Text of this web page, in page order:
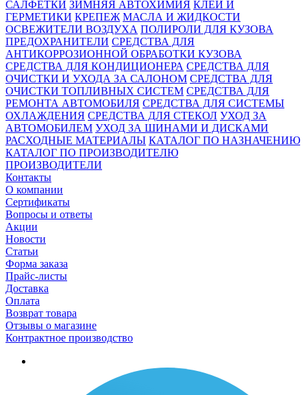
САЛФЕТКИ ЗИМНЯЯ АВТОХИМИЯ КЛЕИ И
ГЕРМЕТИКИ КРЕПЕЖ МАСЛА И ЖИДКОСТИ
ОСВЕЖИТЕЛИ ВОЗДУХА ПОЛИРОЛИ ДЛЯ КУЗОВА
ПРЕДОХРАНИТЕЛИ СРЕДСТВА ДЛЯ
АНТИКОРРОЗИОННОЙ ОБРАБОТКИ КУЗОВА
СРЕДСТВА ДЛЯ КОНДИЦИОНЕРА СРЕДСТВА ДЛЯ
ОЧИСТКИ И УХОДА ЗА САЛОНОМ СРЕДСТВА ДЛЯ
ОЧИСТКИ ТОПЛИВНЫХ СИСТЕМ СРЕДСТВА ДЛЯ
РЕМОНТА АВТОМОБИЛЯ СРЕДСТВА ДЛЯ СИСТЕМЫ
ОХЛАЖДЕНИЯ СРЕДСТВА ДЛЯ СТЕКОЛ УХОД ЗА
АВТОМОБИЛЕМ УХОД ЗА ШИНАМИ И ДИСКАМИ
РАСХОДНЫЕ МАТЕРИАЛЫ КАТАЛОГ ПО НАЗНАЧЕНИЮ
КАТАЛОГ ПО ПРОИЗВОДИТЕЛЮ
ПРОИЗВОДИТЕЛИ
Контакты
О компании
Сертификаты
Вопросы и ответы
Акции
Новости
Статьи
Форма заказа
Прайс-листы
Доставка
Оплата
Возврат товара
Отзывы о магазине
Контрактное производство